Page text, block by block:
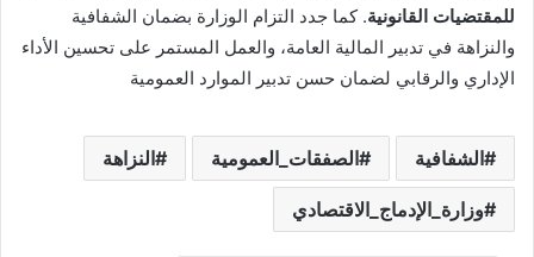
للمقتضيات القانونية. كما جدد التزام الوزارة بضمان الشفافية
والنزاهة في تدبير المالية العامة، والعمل المستمر على تحسين الأداء
الإداري والرقابي لضمان حسن تدبير الموارد العمومية
الشفافية الصفقات_العمومية النزاهة
وزارة_الإدماج_الاقتصادي